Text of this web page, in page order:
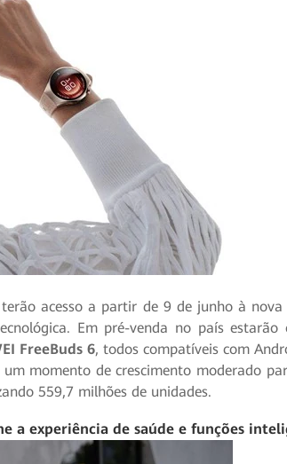
acesso a partir de 9 de junho à
Em pré-venda no país estarão
FreeBuds 6, todos compatíveis com
momento de crescimento moderado
559,7 milhões de unidades.
a experiência de saúde e funções